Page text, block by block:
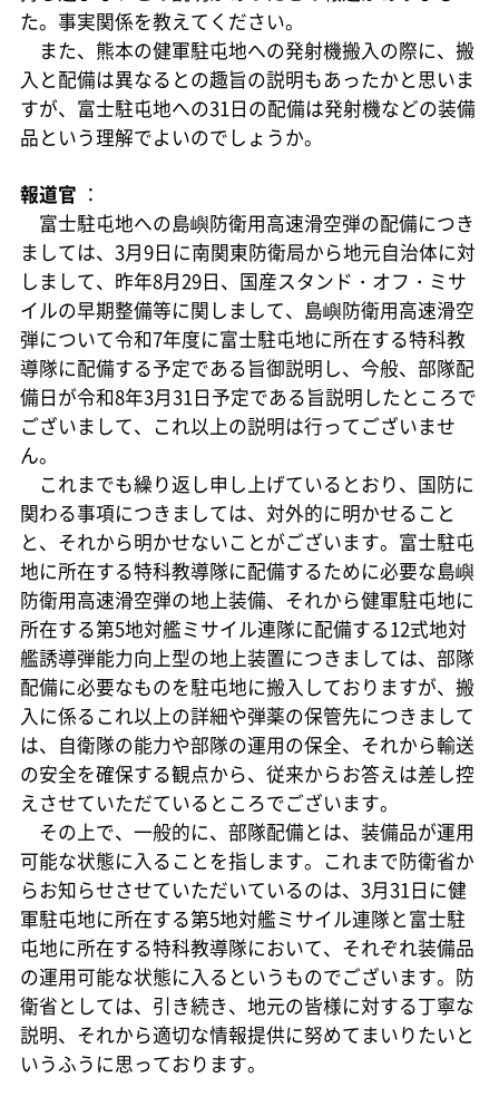
た。事実関係を教えてください。
また、熊本の健軍駐屯地への発射機搬入の際に、搬
入と配備は異なるとの趣旨の説明もあったかと思いま
すが、富士駐屯地への31日の配備は発射機などの装備
品という理解でよいのでしょうか。
報道官 ：
富士駐屯地への島嶼防衛用高速滑空弾の配備につき
ましては、3月9日に南関東防衛局から地元自治体に対
しまして、昨年8月29日、国産スタンド・オフ・ミサ
イルの早期整備等に関しまして、島嶼防衛用高速滑空
弾について令和7年度に富士駐屯地に所在する特科教
導隊に配備する予定である旨御説明し、今般、部隊配
備日が令和8年3月31日予定である旨説明したところで
ございまして、これ以上の説明は行ってございませ
ん。
これまでも繰り返し申し上げているとおり、国防に
関わる事項につきましては、対外的に明かせること
と、それから明かせないことがございます。富士駐屯
地に所在する特科教導隊に配備するために必要な島嶼
防衛用高速滑空弾の地上装備、それから健軍駐屯地に
所在する第5地対艦ミサイル連隊に配備する12式地対
艦誘導弾能力向上型の地上装置につきましては、部隊
配備に必要なものを駐屯地に搬入しておりますが、搬
入に係るこれ以上の詳細や弾薬の保管先につきまして
は、自衛隊の能力や部隊の運用の保全、それから輸送
の安全を確保する観点から、従来からお答えは差し控
えさせていただているところでございます。
その上で、一般的に、部隊配備とは、装備品が運用
可能な状態に入ることを指します。これまで防衛省か
らお知らせさせていただいているのは、3月31日に健
軍駐屯地に所在する第5地対艦ミサイル連隊と富士駐
屯地に所在する特科教導隊において、それぞれ装備品
の運用可能な状態に入るというものでございます。防
衛省としては、引き続き、地元の皆様に対する丁寧な
説明、それから適切な情報提供に努めてまいりたいと
いうふうに思っております。